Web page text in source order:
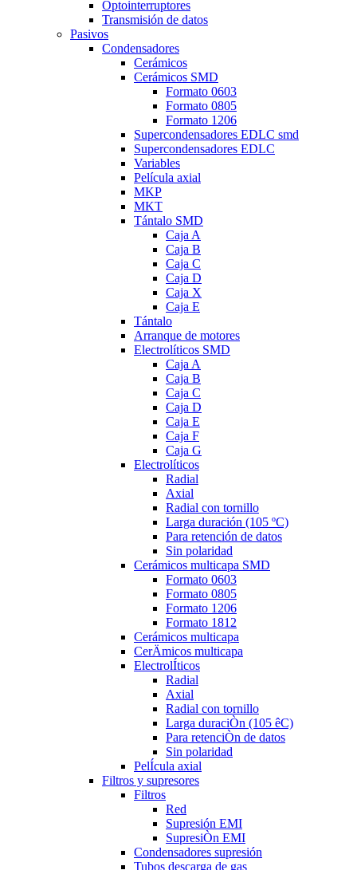
Optointerruptores
Transmisión de datos
Pasivos
Condensadores
Cerámicos
Cerámicos SMD
Formato 0603
Formato 0805
Formato 1206
Supercondensadores EDLC smd
Supercondensadores EDLC
Variables
Película axial
MKP
MKT
Tántalo SMD
Caja A
Caja B
Caja C
Caja D
Caja X
Caja E
Tántalo
Arranque de motores
Electrolíticos SMD
Caja A
Caja B
Caja C
Caja D
Caja E
Caja F
Caja G
Electrolíticos
Radial
Axial
Radial con tornillo
Larga duración (105 ºC)
Para retención de datos
Sin polaridad
Cerámicos multicapa SMD
Formato 0603
Formato 0805
Formato 1206
Formato 1812
Cerámicos multicapa
CerÄmicos multicapa
ElectrolÍticos
Radial
Axial
Radial con tornillo
Larga duraciÒn (105 êC)
Para retenciÒn de datos
Sin polaridad
PelÍcula axial
Filtros y supresores
Filtros
Red
Supresión EMI
SupresiÒn EMI
Condensadores supresión
Tubos descarga de gas